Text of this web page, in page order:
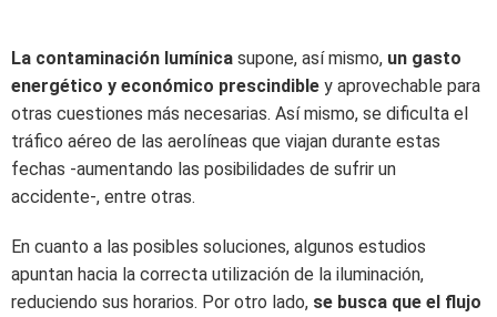
La contaminación lumínica supone, así mismo, un gasto
energético y económico prescindible y aprovechable para
otras cuestiones más necesarias. Así mismo, se dificulta el
tráfico aéreo de las aerolíneas que viajan durante estas
fechas -aumentando las posibilidades de sufrir un
accidente-, entre otras.
En cuanto a las posibles soluciones, algunos estudios
apuntan hacia la correcta utilización de la iluminación,
reduciendo sus horarios. Por otro lado, se busca que el flujo